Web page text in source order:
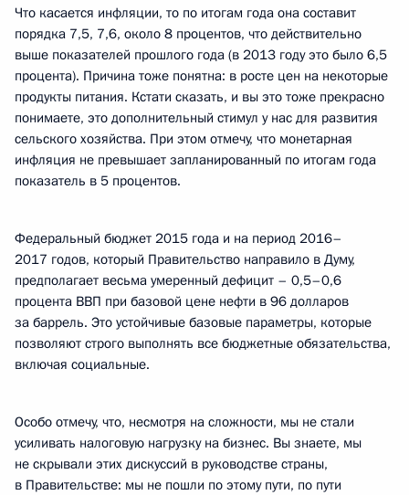
Что касается инфляции, то по итогам года она составит
порядка 7,5, 7,6, около 8 процентов, что действительно
выше показателей прошлого года (в 2013 году это было 6,5
процента). Причина тоже понятна: в росте цен на некоторые
продукты питания. Кстати сказать, и вы это тоже прекрасно
понимаете, это дополнительный стимул у нас для развития
сельского хозяйства. При этом отмечу, что монетарная
инфляция не превышает запланированный по итогам года
показатель в 5 процентов.
Федеральный бюджет 2015 года и на период 2016–
2017 годов, который Правительство направило в Думу,
предполагает весьма умеренный дефицит – 0,5–0,6
процента ВВП при базовой цене нефти в 96 долларов
за баррель. Это устойчивые базовые параметры, которые
позволяют строго выполнять все бюджетные обязательства,
включая социальные.
Особо отмечу, что, несмотря на сложности, мы не стали
усиливать налоговую нагрузку на бизнес. Вы знаете, мы
не скрывали этих дискуссий в руководстве страны,
в Правительстве: мы не пошли по этому пути, по пути